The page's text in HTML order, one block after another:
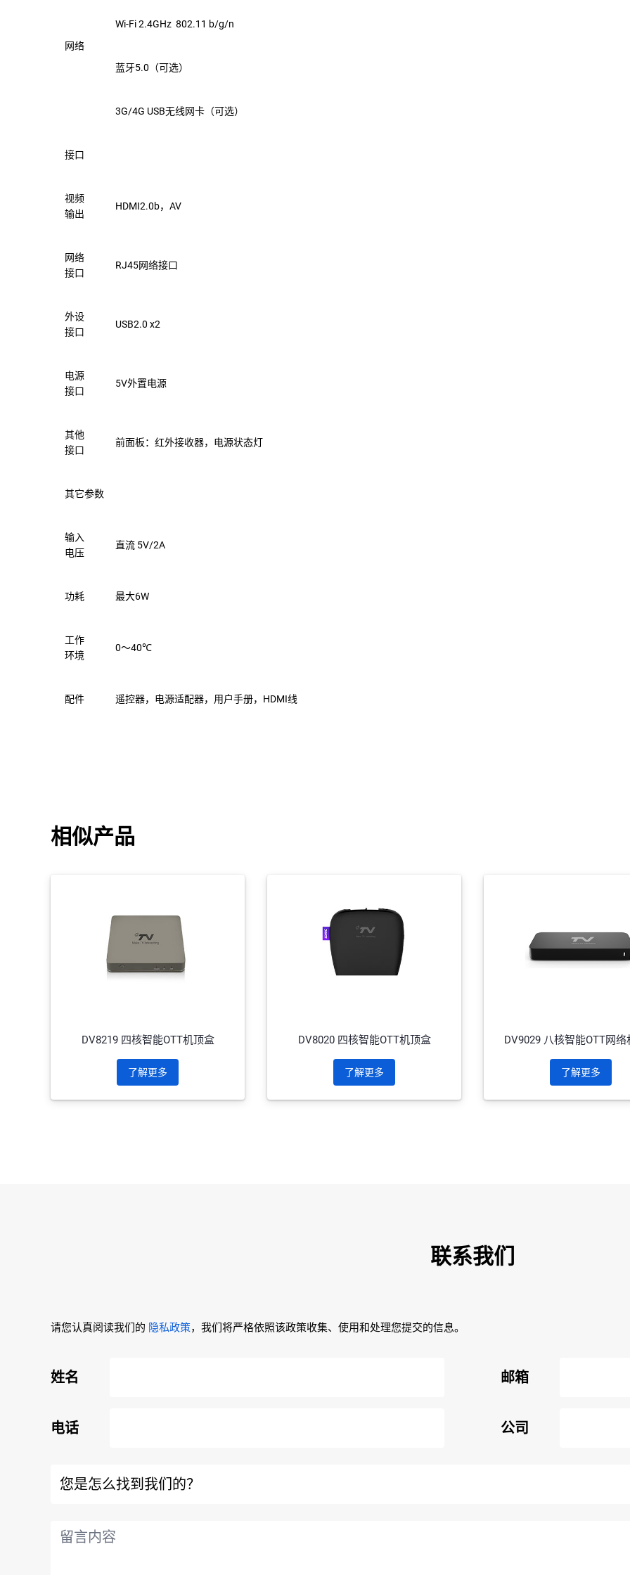
网络
Wi-Fi 2.4GHz 802.11 b/g/n
蓝牙5.0（可选）
3G/4G USB无线网卡（可选）
接口
视频
输出
HDMI2.0b，AV
网络
接口
RJ45网络接口
外设
接口
USB2.0 x2
电源
接口
5V外置电源
其他
接口
前面板：红外接收器，电源状态灯
其它参数
输入
电压
直流 5V/2A
功耗 最大6W
工作
环境
0～40℃
配件 遥控器，电源适配器，用户手册，HDMI线
相似产品
DV8219 四核智能OTT机顶盒
了解更多
DV8020 四核智能OTT机顶盒
了解更多
DV9029 八核智能OTT网络
了解更多
联系我们
请您认真阅读我们的 隐私政策，我们将严格依照该政策收集、使用和处理您提交的信息。
姓名 邮箱
电话 公司